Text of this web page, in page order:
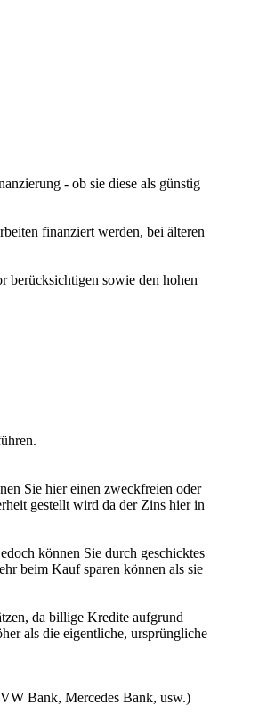
- ob sie diese als günstig
finanziert werden, bei älteren
berücksichtigen sowie den hohen
Sie hier einen zweckfreien oder
gestellt wird da der Zins hier in
können Sie durch geschicktes
beim Kauf sparen können als sie
da billige Kredite aufgrund
als die eigentliche, ursprüngliche
Bank, Mercedes Bank, usw.)